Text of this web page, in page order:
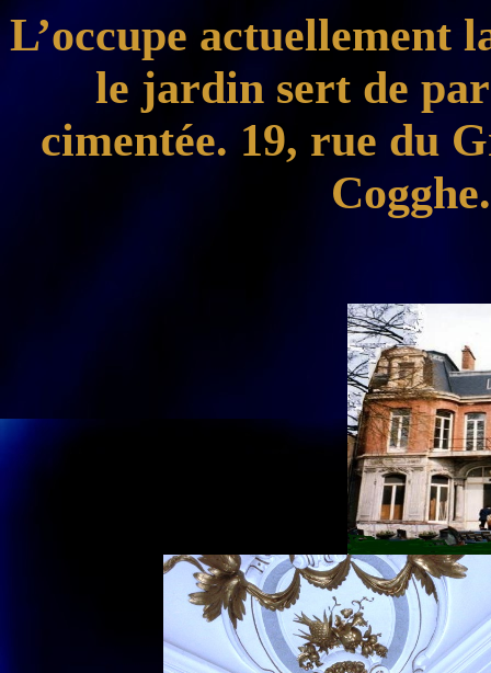
L’occupe actuellement
le jardin sert de
cimentée. 19, rue du